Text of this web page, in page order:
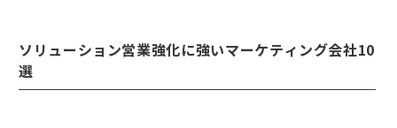
ソリューション営業強化に強いマーケティング会社10
選